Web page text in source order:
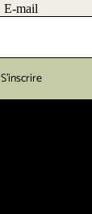
E-mail
S’inscrire